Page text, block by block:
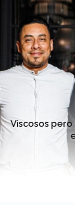
Viscosos pero